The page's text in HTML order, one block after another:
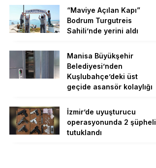
“Maviye Açılan Kapı”
Bodrum Turgutreis
Sahili’nde yerini aldı
Manisa Büyükşehir
Belediyesi’nden
Kuşlubahçe’deki üst
geçide asansör kolaylığı
İzmir’de uyuşturucu
operasyonunda 2 şüpheli
tutuklandı